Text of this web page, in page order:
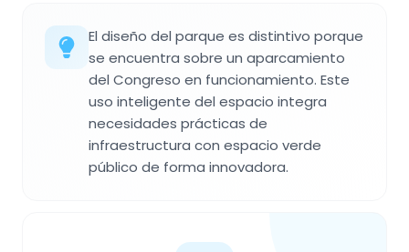
El diseño del parque es distintivo porque
se encuentra sobre un aparcamiento
del Congreso en funcionamiento. Este
uso inteligente del espacio integra
necesidades prácticas de
infraestructura con espacio verde
público de forma innovadora.